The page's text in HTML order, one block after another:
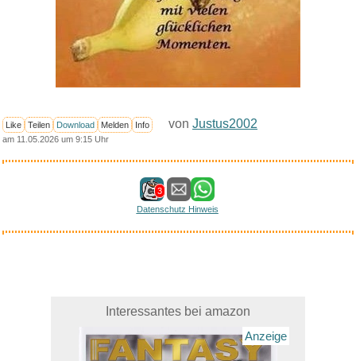
Like Teilen Download Melden Info von Justus2002
am 11.05.2026 um 9:15 Uhr
3
Datenschutz Hinweis
Interessantes bei amazon
Anzeige